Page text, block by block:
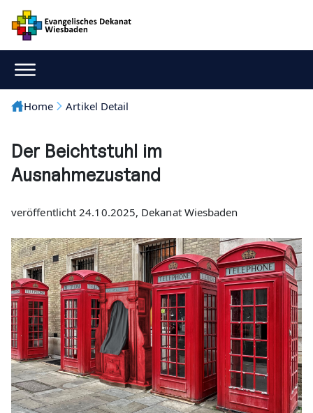
Home Artikel Detail
Der Beichtstuhl im
Ausnahmezustand
veröffentlicht 24.10.2025, Dekanat Wiesbaden